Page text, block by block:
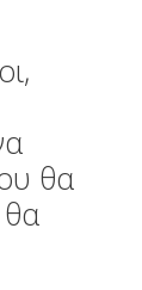
θα
θα